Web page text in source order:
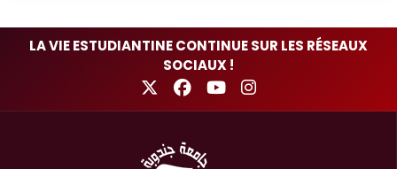
LA VIE ESTUDIANTINE CONTINUE SUR LES RÉSEAUX
SOCIAUX !